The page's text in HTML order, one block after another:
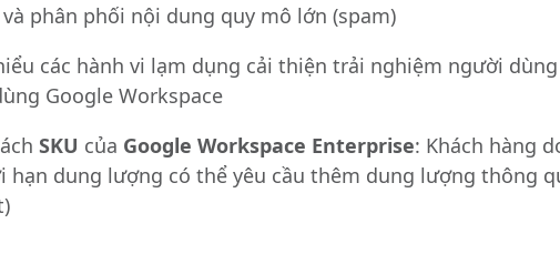
phân phối nội dung quy mô lớn (spam)
các hành vi lạm dụng cải thiện trải nghiệm người
Google Workspace
SKU của Google Workspace Enterprise: Khách hàng
hạn dung lượng có thể yêu cầu thêm dung lượng thông